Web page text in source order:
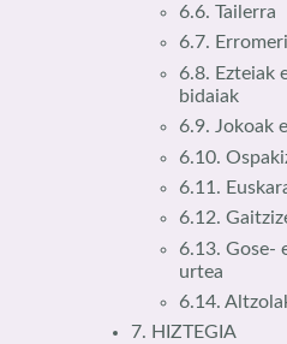
6.6. Tailerra
6.7.
6.8. Ezteiak
bidaiak
6.9. Jokoak
6.10.
6.11.
6.12.
6.13. Gose-
urtea
6.14.
7. HIZTEGIA